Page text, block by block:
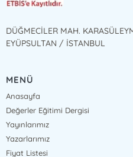
DÜĞMECİLER MAH.
EYÜPSULTAN / İSTANBUL
MENÜ
Anasayfa
Değerler Eğitimi Dergisi
Yayınlarımız
Yazarlarımız
Fiyat Listesi